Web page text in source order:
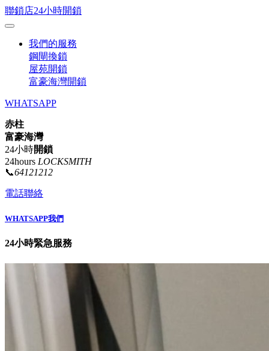
聯鎖店24小時開鎖
我們的服務
鋼閘換鎖
屋苑開鎖
富豪海灣開鎖
WHATSAPP
赤柱
富豪海灣
24小時開鎖
24hours LOCKSMITH
📞64121212
電話聯絡
WHATSAPP我們
24小時緊急服務